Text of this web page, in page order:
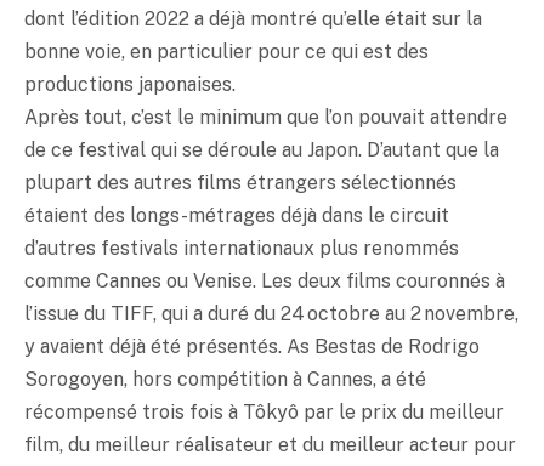
dont l’édition 2022 a déjà montré qu’elle était sur la
bonne voie, en particulier pour ce qui est des
productions japonaises.
Après tout, c’est le minimum que l’on pouvait attendre
de ce festival qui se déroule au Japon. D’autant que la
plupart des autres films étrangers sélectionnés
étaient des longs-métrages déjà dans le circuit
d’autres festivals internationaux plus renommés
comme Cannes ou Venise. Les deux films couronnés à
l’issue du TIFF, qui a duré du 24 octobre au 2 novembre,
y avaient déjà été présentés. As Bestas de Rodrigo
Sorogoyen, hors compétition à Cannes, a été
récompensé trois fois à Tôkyô par le prix du meilleur
film, du meilleur réalisateur et du meilleur acteur pour